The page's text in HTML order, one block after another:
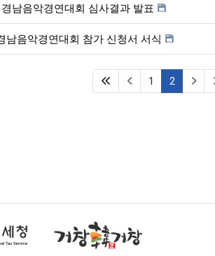
남음악경연대회 심사결과 발표
음악경연대회 참가 신청서 서식
(first) 1 2(current)